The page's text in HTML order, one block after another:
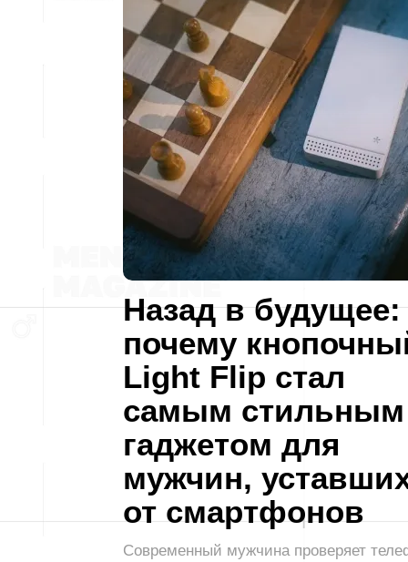
Назад в будущее:
почему
Light Flip стал
самым стильным
гаджетом для
мужчин,
от смартфонов
Современный мужчина проверяет